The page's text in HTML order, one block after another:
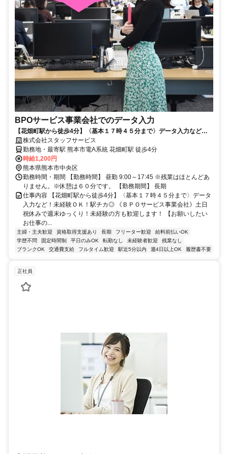
BPOサービス事業会社でのデータ入力
【花畑町駅から徒歩4分】〈基本１７時４５分まで〉データ入力など！
未経験ＯＫ！駅チカ◎
株式会社スタッフサービス
勤務地・最寄駅 熊本市電A系統 花畑町駅 徒歩4分
時給1,200円
熊本県熊本市中央区
勤務時間・期間 【勤務時間】 昼勤 9:00～17:45 ※残業はほとんどあ
りません。※休憩は６０分です。 【勤務期間】 長期
仕事内容 【花畑町駅から徒歩4分】〈基本１７時４５分まで〉データ
入力など！未経験ＯＫ！駅チカ◎ 《ＢＰＯサービス事業会社》土日
祝休みで週末ゆっくり！未経験の方も歓迎します！ 【お願いしたい
お仕事の...
主婦・主夫歓迎 資格取得支援あり 長期 フリーター歓迎
給料前払いOK
学歴不問
固定時間制 平日のみOK 転勤なし 未経験者歓迎
残業なし
ブランクOK
交通費支給 フルタイム歓迎 駅近5分以内 週4日以上OK 履歴書不要
正社員